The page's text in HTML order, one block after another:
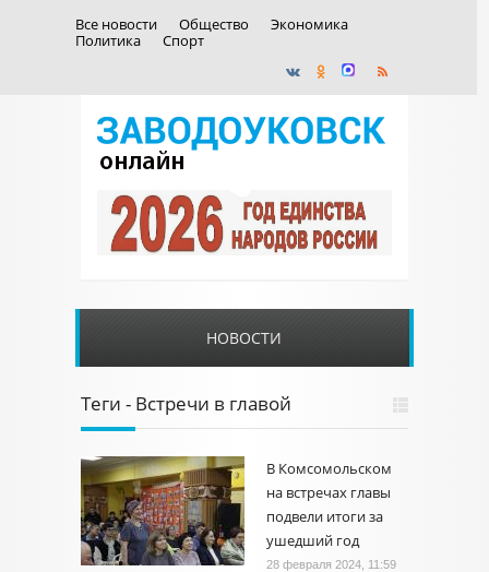
Все новости Общество
Экономика
Политика
Спорт
НОВОСТИ
Теги - Встречи в главой
В Комсомольском
на встречах главы
подвели итоги за
ушедший год
28 февраля 2024, 11:59